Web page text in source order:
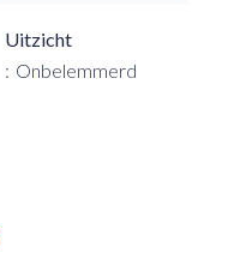
Uitzicht
Onbelemmerd